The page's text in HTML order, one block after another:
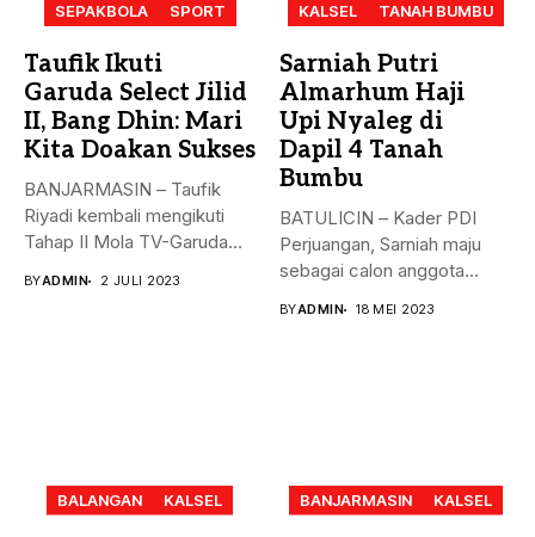
SEPAKBOLA SPORT
Taufik Ikuti
Garuda Select Jilid
II, Bang Dhin: Mari
Kita Doakan Sukses
BANJARMASIN – Taufik
Riyadi kembali mengikuti
Tahap II Mola TV-Garuda
BYADMIN 2 JULI 2023
KALSEL TANAH BUMBU
Sarniah Putri
Almarhum Haji
Upi Nyaleg di
Dapil 4 Tanah
Bumbu
BATULICIN – Kader PDI
Perjuangan, Sarniah maju
sebagai calon anggota
BYADMIN 18 MEI 2023
BALANGAN KALSEL BANJARMASIN KALSEL